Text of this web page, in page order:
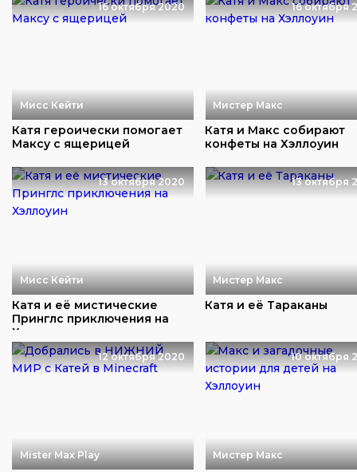
16 октября 2020
Мисс Кейти
Катя героически помогает
Максу с ящерицей
16 октября
Мистер Макс
Катя и Макс собирают
конфеты на Хэллоуин
13 октября 2020
Мисс Кейти
Катя и её мистические
Принглс приключения на
Хэллоуин
13 октября
Мистер Макс
Катя и её Тараканы
12 октября 2020
Mister Max Play
10 октября
Мистер Макс